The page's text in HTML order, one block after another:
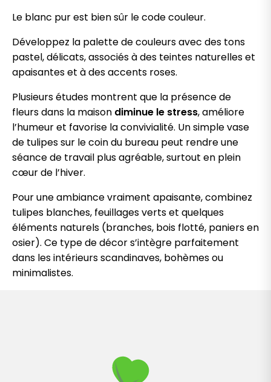
Le blanc pur est bien sûr le code couleur.
Développez la palette de couleurs avec des tons
pastel, délicats, associés à des teintes naturelles et
apaisantes et à des accents roses.
Plusieurs études montrent que la présence de
fleurs dans la maison diminue le stress, améliore
l’humeur et favorise la convivialité. Un simple vase
de tulipes sur le coin du bureau peut rendre une
séance de travail plus agréable, surtout en plein
cœur de l’hiver.
Pour une ambiance vraiment apaisante, combinez
tulipes blanches, feuillages verts et quelques
éléments naturels (branches, bois flotté, paniers en
osier). Ce type de décor s’intègre parfaitement
dans les intérieurs scandinaves, bohèmes ou
minimalistes.